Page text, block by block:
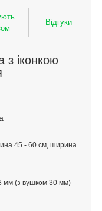
Відгуки
з іконкою
45 - 60 см, ширина
мм (з вушком 30 мм) -